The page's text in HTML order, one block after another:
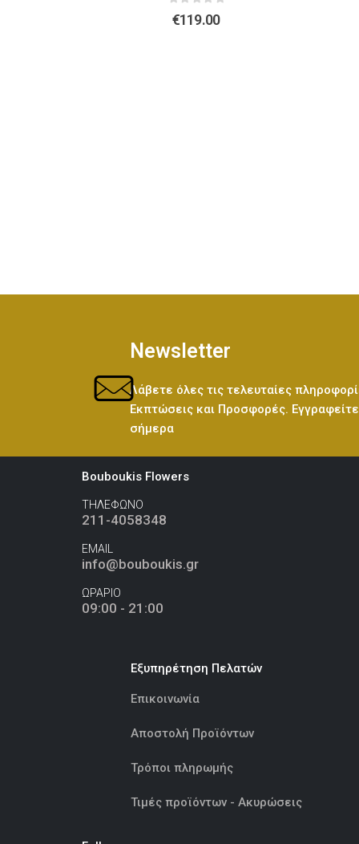
out of 5
€119.00
Newsletter
Λάβετε όλες τις τελευταίες
Εκπτώσεις και Προσφορές.
σήμερα
Bouboukis Flowers
ΤΗΛΕΦΩΝΟ
211-4058348
EMAIL
info@bouboukis.gr
ΩΡΑΡΙΟ
09:00 - 21:00
Εξυπηρέτηση Πελατών
Επικοινωνία
Αποστολή Προϊόντων
Τρόποι πληρωμής
Τιμές προϊόντων - Ακυρώσεις